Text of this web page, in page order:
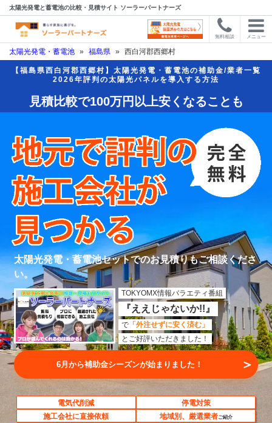
太陽光発電と蓄電池の比較・見積サイト ソーラーパートナーズ
無料相談 メニュー
太陽光発電・蓄電池 » 福島県 » 西白河郡西郷村
【福島県西白河郡西郷村】太陽光発電・蓄電池の補助金/業者一覧
2026年評判の太陽光パネルを導入する方法
見積比較で100万円以上安くなることも
太陽光発電・蓄電池セットでのお見積りもご相談くださ
い。
TOKYOMX情報バラエティ番組
『ええじゃないか!!』
で 「外注せずに安く済む」
とご好評いただきました！
見積もり比較してみる ＞
電気代削減
停電対策
施工会社に直接依頼
地域別、厳選業者ご紹介